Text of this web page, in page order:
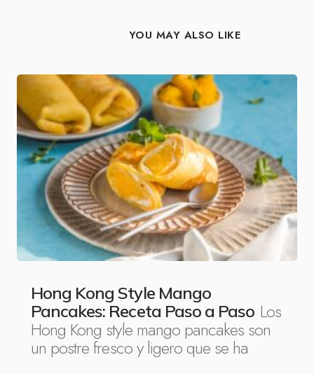
YOU MAY ALSO LIKE
Hong Kong Style Mango
Pancakes: Receta Paso a Paso Los
Hong Kong style mango pancakes son
un postre fresco y ligero que se ha